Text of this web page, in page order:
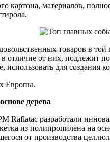
картона, материалов,
товаров в
от них, подлежит
для
Европы.
дерева
Raflatac разработали
из полипропилена на
от производства